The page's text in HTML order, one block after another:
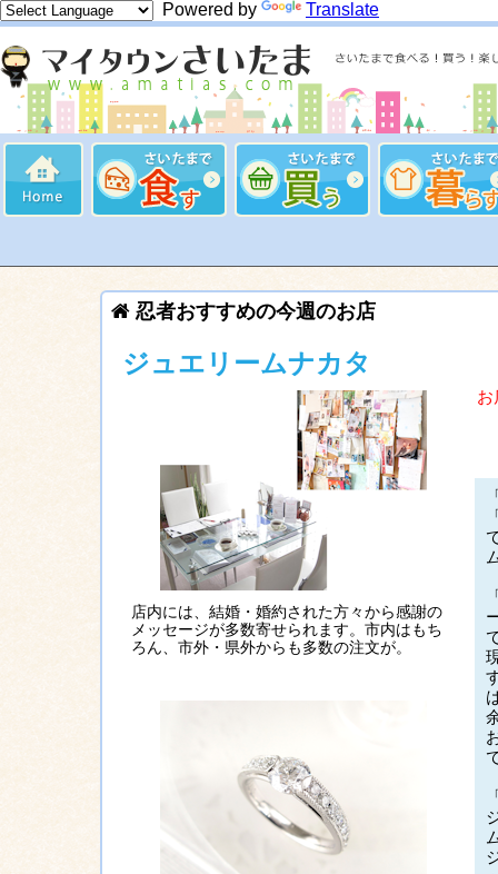
Powered by Translate
忍者おすすめの今週のお店
ジュエリームナカタ
店内には、結婚・婚約された方々から感謝の
メッセージが多数寄せられます。市内はもち
ろん、市外・県外からも多数の注文が。
お